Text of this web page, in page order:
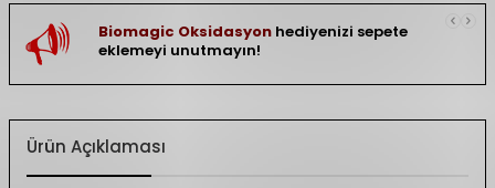
Biomagic Oksidasyonhediyenizi sepete
eklemeyi unutmayın!
Ürün Açıklaması